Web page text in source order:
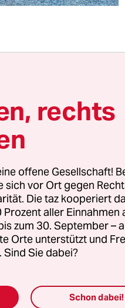
langbeinige
seit diesem
Balu zusammen.
gebaut, sieht
freudig zu seinem
zu ihm niederblickt
schüttelt.
und Tier
auch
rechts
offene Gesellschaft!
sich vor Ort gegen
Die taz kooperiert
aller Einnahmen
zum 30. September –
Orte unterstützt und
Sie dabei?
Schon dabei!